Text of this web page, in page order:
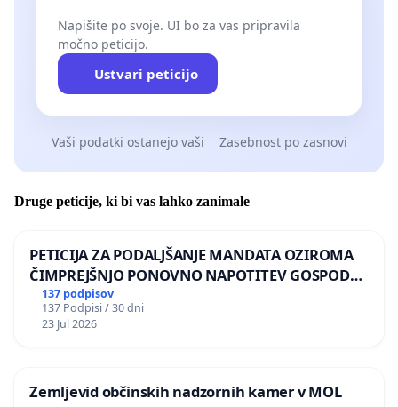
Napišite po svoje. UI bo za vas pripravila
močno peticijo.
Ustvari peticijo
Vaši podatki ostanejo vaši Zasebnost po zasnovi
Druge peticije, ki bi vas lahko zanimale
PETICIJA ZA PODALJŠANJE MANDATA OZIROMA
ČIMPREJŠNJO PONOVNO NAPOTITEV GOSPODA
BERNARDA ŠRAJNERJA NA VELEPOSLANIŠTVO
REPUBLIKE SLOVENIJE V MOSKVI
137 podpisov
137 Podpisi / 30 dni
23 Jul 2026
Zemljevid občinskih nadzornih kamer v MOL